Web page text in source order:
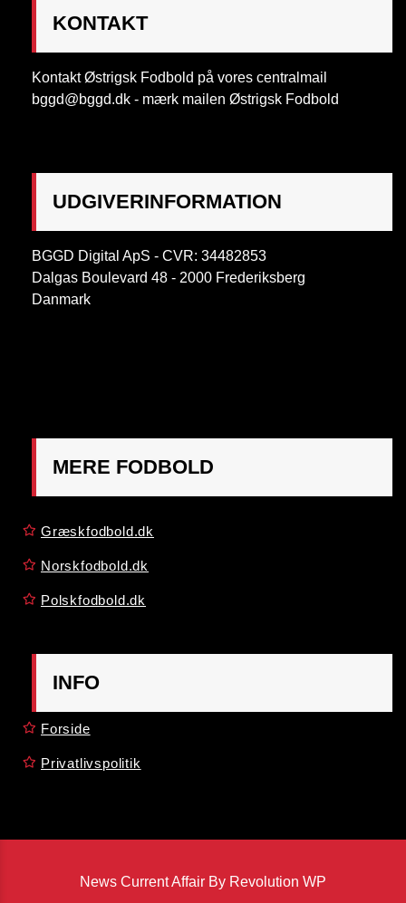
KONTAKT
Kontakt Østrigsk Fodbold på vores centralmail
bggd@bggd.dk - mærk mailen Østrigsk Fodbold
UDGIVERINFORMATION
BGGD Digital ApS - CVR: 34482853
Dalgas Boulevard 48 - 2000 Frederiksberg
Danmark
MERE FODBOLD
Græskfodbold.dk
Norskfodbold.dk
Polskfodbold.dk
INFO
Forside
Privatlivspolitik
News Current Affair By Revolution WP